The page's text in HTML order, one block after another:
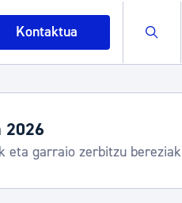
Kontaktua Buscar
2026
eta garraio zerbitzu bereziak